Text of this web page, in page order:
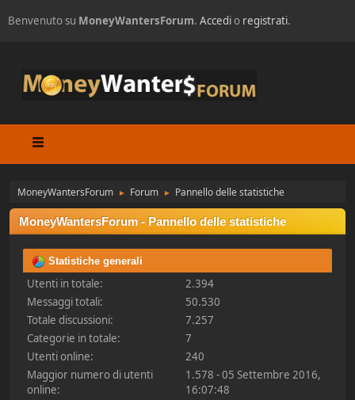
Benvenuto su MoneyWantersForum. Accedio registrati.
MoneyWantersForum ► Forum ► Pannello delle statistiche
MoneyWantersForum - Pannello delle statistiche
Statistiche generali
Utenti in totale:
2.394
Messaggi totali:
50.530
Totale discussioni:
7.257
Categorie in totale:
7
Utenti online:
240
Maggior numero di utenti
online:
1.578 - 05 Settembre 2016,
16:07:48